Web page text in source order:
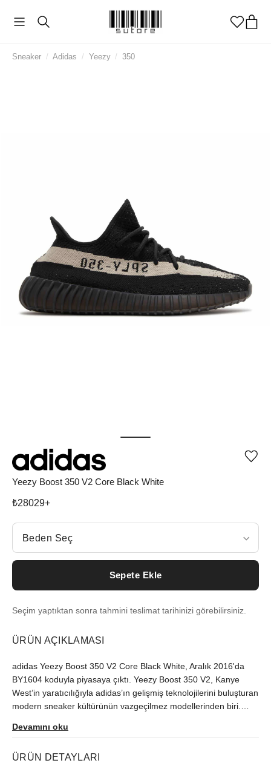
Sneaker / Adidas / Yeezy / 350
Yeezy Boost 350 V2 Core Black White
₺28029+
Beden Seç
Beden Seç
Sepete Ekle
Seçim yaptıktan sonra tahmini teslimat tarihinizi görebilirsiniz.
ÜRÜN AÇIKLAMASI
adidas Yeezy Boost 350 V2 Core Black White, Aralık 2016'da
BY1604 koduyla piyasaya çıktı. Yeezy Boost 350 V2, Kanye
West’in yaratıcılığıyla adidas’ın gelişmiş teknolojilerini buluşturan
modern sneaker kültürünün vazgeçilmez modellerinden biri.
Devamını oku
ÜRÜN DETAYLARI